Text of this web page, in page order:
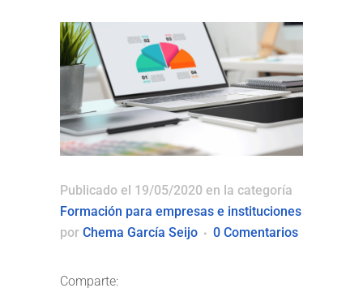
Publicado el 19/05/2020 en la categoría
Formación para empresas e instituciones
por Chema García Seijo 0 Comentarios
Comparte: